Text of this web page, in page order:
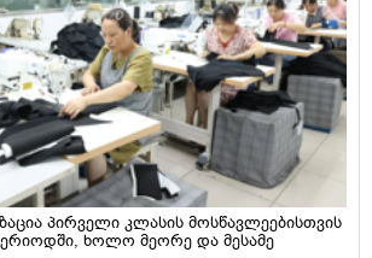
პირველი კლასის მოსწავლეებისთვის
ხოლო მეორე და მესამე